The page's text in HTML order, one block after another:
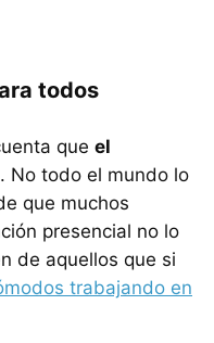
todos
que el
. No todo el mundo lo
que muchos
presencial no lo
de aquellos que si
trabajando en